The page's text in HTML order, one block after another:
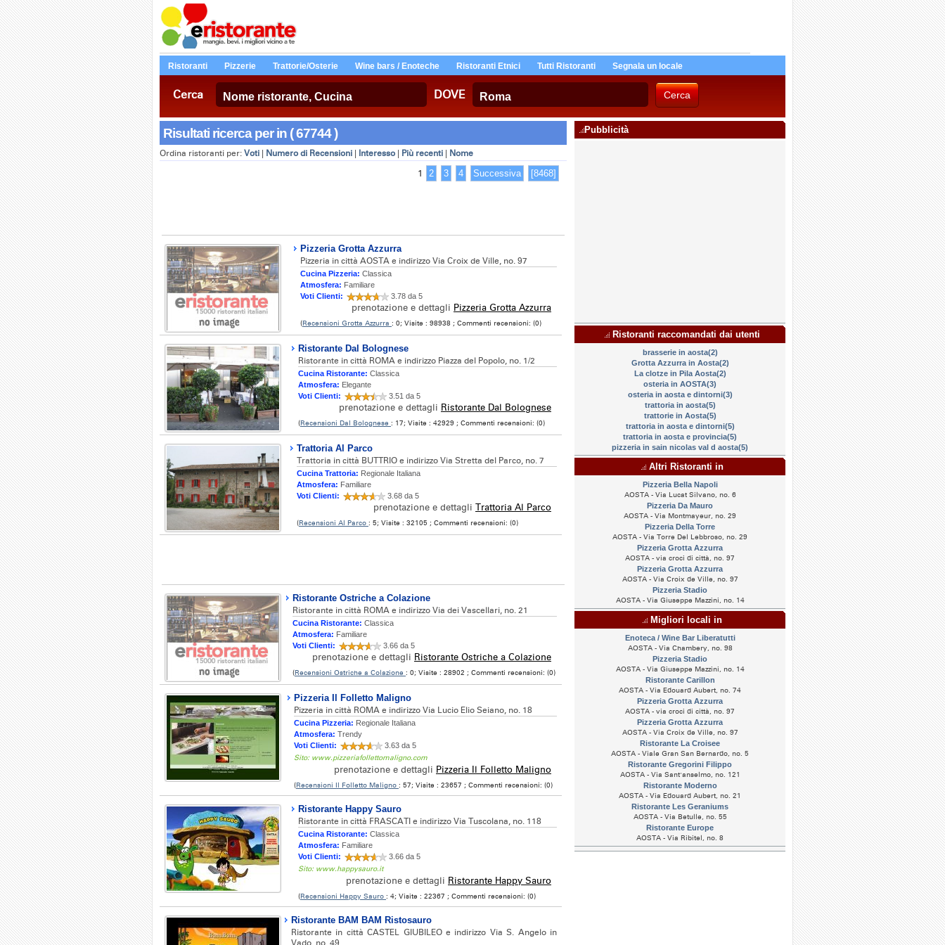
Ristoranti Pizzerie Trattorie/Osterie Wine bars / Enoteche Ristoranti Etnici Tutti Ristoranti Segnala un locale
Cerca DOVE
Risultati ricerca per in ( 67744 )
Ordina ristoranti per: Voti Numero di Recensioni Interesso Più recenti Nome
1 2 3 4 Successiva [8468]
Pizzeria Grotta Azzurra
Pizzeria in città AOSTA e indirizzo Via Croix de Ville, no. 97
Cucina Pizzeria: Classica
Atmosfera: Familiare
Voti Clienti:
3.78 da 5
prenotazione e dettagli Pizzeria Grotta Azzurra
(Recensioni Grotta Azzurra : 0; Visite : 98938 ; Commenti recensioni: (0)
Ristorante Dal Bolognese
Ristorante in città ROMA e indirizzo Piazza del Popolo, no. 1/2
Cucina Ristorante: Classica
Atmosfera: Elegante
Voti Clienti:
3.51 da 5
prenotazione e dettagli Ristorante Dal Bolognese
(Recensioni Dal Bolognese : 17; Visite : 42929 ; Commenti recensioni: (0)
Trattoria Al Parco
Trattoria in città BUTTRIO e indirizzo Via Stretta del Parco, no. 7
Cucina Trattoria: Regionale Italiana
Atmosfera: Familiare
Voti Clienti:
3.68 da 5
prenotazione e dettagli Trattoria Al Parco
(Recensioni Al Parco : 5; Visite : 32105 ; Commenti recensioni: (0)
Ristorante Ostriche a Colazione
Ristorante in città ROMA e indirizzo Via dei Vascellari, no. 21
Cucina Ristorante: Classica
Atmosfera: Familiare
Voti Clienti:
3.66 da 5
prenotazione e dettagli Ristorante Ostriche a Colazione
(Recensioni Ostriche a Colazione : 0; Visite : 28902 ; Commenti recensioni: (0)
Pizzeria Il Folletto Maligno
Pizzeria in città ROMA e indirizzo Via Lucio Elio Seiano, no. 18
Cucina Pizzeria: Regionale Italiana
Atmosfera: Trendy
Voti Clienti:
3.63 da 5
Sito: www.pizzeriafollettomaligno.com
prenotazione e dettagli Pizzeria Il Folletto Maligno
(Recensioni Il Folletto Maligno : 57; Visite : 23657 ; Commenti recensioni: (0)
Ristorante Happy Sauro
Ristorante in città FRASCATI e indirizzo Via Tuscolana, no. 118
Cucina Ristorante: Classica
Atmosfera: Familiare
Voti Clienti:
3.66 da 5
Sito: www.happysauro.it
prenotazione e dettagli Ristorante Happy Sauro
(Recensioni Happy Sauro : 4; Visite : 22367 ; Commenti recensioni: (0)
Ristorante BAM BAM Ristosauro
Ristorante in città CASTEL GIUBILEO e indirizzo Via S. Angelo in
Vado, no. 49
Pubblicità
Ristoranti raccomandati dai utenti
brasserie in aosta(2)
Grotta Azzurra in Aosta(2)
La clotze in Pila Aosta(2)
osteria in AOSTA(3)
osteria in aosta e dintorni(3)
trattoria in aosta(5)
trattorie in Aosta(5)
trattoria in aosta e dintorni(5)
trattoria in aosta e provincia(5)
pizzeria in sain nicolas val d aosta(5)
Altri Ristoranti in
Pizzeria Bella Napoli
AOSTA - Via Lucat Silvano, no. 6
Pizzeria Da Mauro
AOSTA - Via Montmayeur, no. 29
Pizzeria Della Torre
AOSTA - Via Torre Del Lebbroso, no. 29
Pizzeria Grotta Azzurra
AOSTA - via croci di città, no. 97
Pizzeria Grotta Azzurra
AOSTA - Via Croix de Ville, no. 97
Pizzeria Stadio
AOSTA - Via Giuseppe Mazzini, no. 14
Migliori locali in
Enoteca / Wine Bar Liberatutti
AOSTA - Via Chambery, no. 98
Pizzeria Stadio
AOSTA - Via Giuseppe Mazzini, no. 14
Ristorante Carillon
AOSTA - Via Edouard Aubert, no. 74
Pizzeria Grotta Azzurra
AOSTA - via croci di città, no. 97
Pizzeria Grotta Azzurra
AOSTA - Via Croix de Ville, no. 97
Ristorante La Croisee
AOSTA - Viale Gran San Bernardo, no. 5
Ristorante Gregorini Filippo
AOSTA - Via Sant'anselmo, no. 121
Ristorante Moderno
AOSTA - Via Edouard Aubert, no. 21
Ristorante Les Geraniums
AOSTA - Via Betulle, no. 55
Ristorante Europe
AOSTA - Via Ribitel, no. 8